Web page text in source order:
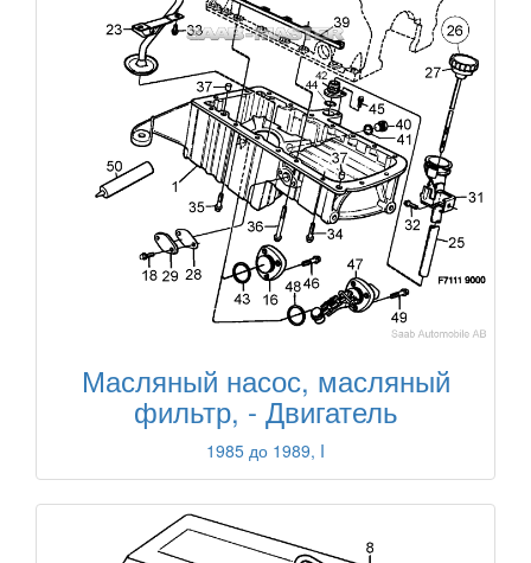
Масляный насос, масляный
фильтр, - Двигатель
1985 до 1989, I